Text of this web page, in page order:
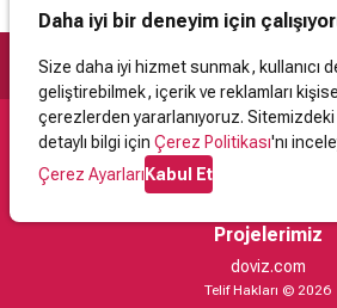
Daha iyi bir deneyim için
Size daha iyi hizmet sunmak, kullanıcı
geliştirebilmek, içerik ve reklamları
çerezlerden yararlanıyoruz.
detaylı bilgi için Çerez Politikası'nı
Çerez AyarlarıKabul Et
Destek
İletişimYardımKullanıcı Sözleşmesi
Projelerimiz
doviz.com
Telif Hakları © 2026